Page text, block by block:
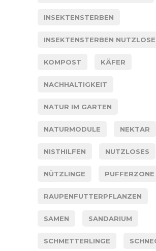
INSEKTENSTERBEN
INSEKTENSTERBEN
KOMPOST KÄFER
NACHHALTIGKEIT
NATUR IM GARTEN
NATURMODULE NEKTAR
NISTHILFEN NUTZLOSES
NÜTZLINGE PUFFERZONE
RAUPENFUTTERPFLANZEN
SAMEN SANDARIUM
SCHMETTERLINGE